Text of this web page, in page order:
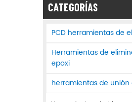
CATEGORÍAS
PCD herramientas de
Herramientas de
epoxi
herramientas de